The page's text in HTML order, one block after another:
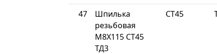
47
Шпилька
резьбовая
М8Х115 СТ45
ТД3
СТ45